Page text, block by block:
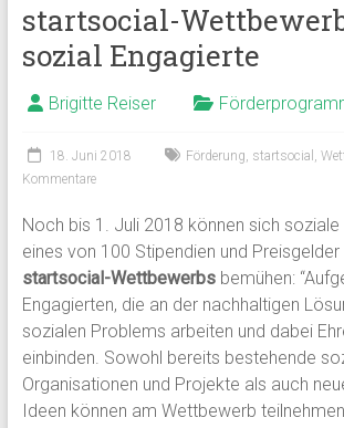
startsocial-
sozial Engagierte
Brigitte Reiser
18. Juni 2018 Förderung, startsocial ,
Kommentare
Noch bis 1. Juli 2018 können sich
eines von 100 Stipendien und Preisgelder
startsocial-Wettbewerbsbemühen:
Engagierten, die an der nachhaltigen
sozialen Problems arbeiten und dabei
einbinden. Sowohl bereits bestehende
Organisationen und Projekte als auch
Ideen können am Wettbewerb